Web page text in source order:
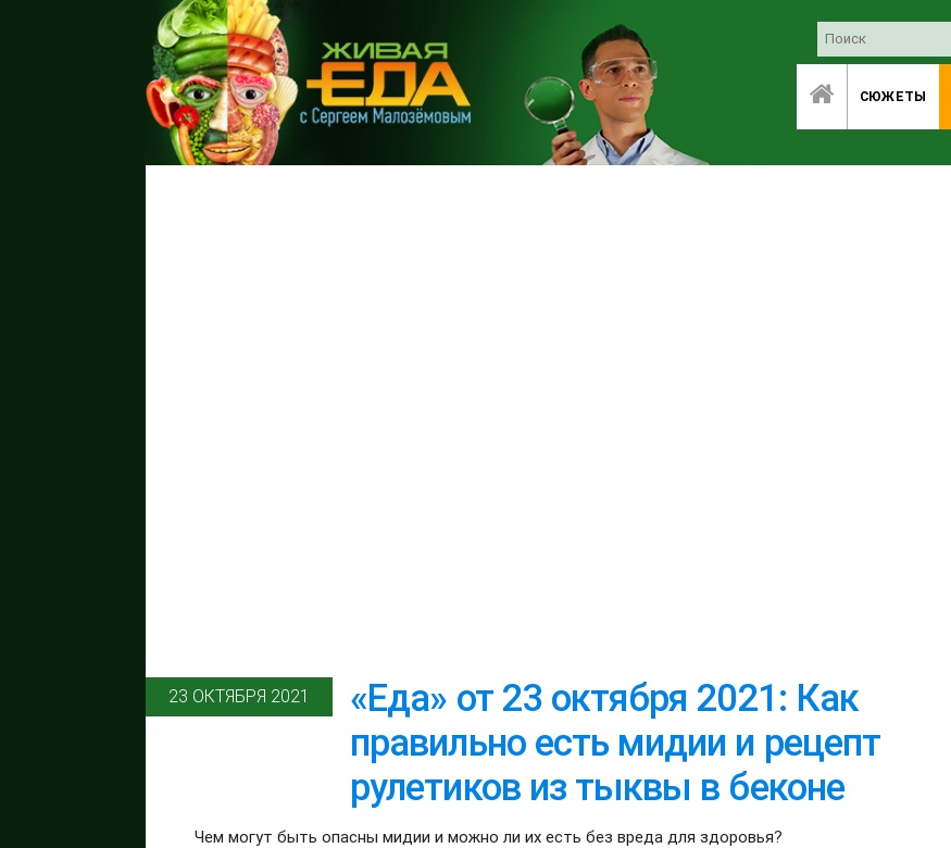
СЮЖЕТЫ
23 ОКТЯБРЯ 2021
«Еда» от 23 октября 2021: Как
правильно есть мидии и рецепт
рулетиков из тыквы в беконе
Чем могут быть опасны мидии и можно ли их есть без вреда для здоровья?